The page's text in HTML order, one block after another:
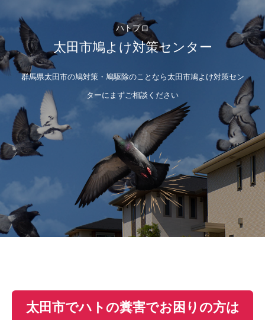
ハトプロ
太田市鳩よけ対策センター
群馬県太田市の鳩対策・鳩駆除のことなら太田市鳩よけ対策セン
ターにまずご相談ください
太田市でハトの糞害でお困りの方は